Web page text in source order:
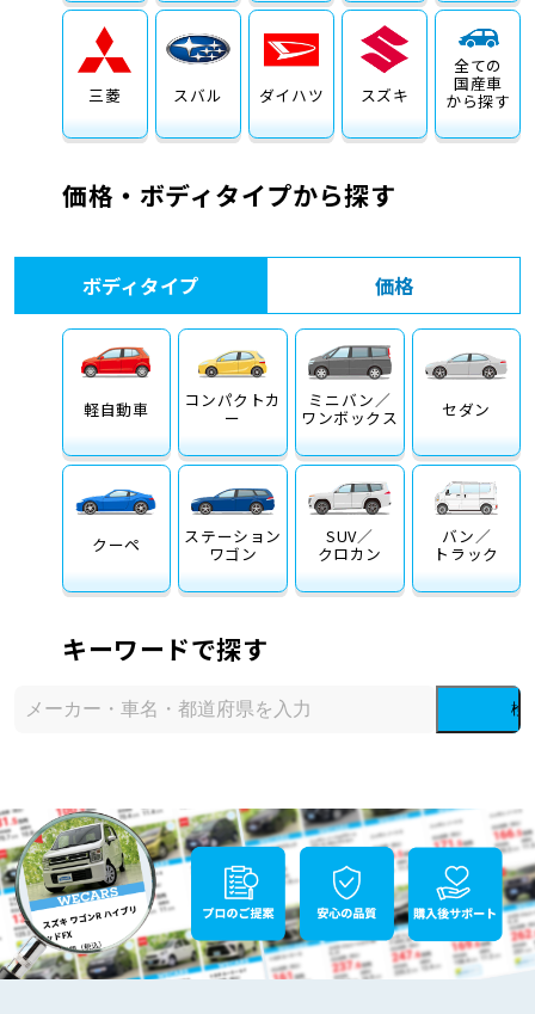
三菱 スバル ダイハツ スズキ
全ての
国産車
から探す
価格・ボディタイプから探す
ボディタイプ
軽自動車 コンパクトカ
ー
ミニバン／
ワンボックス セダン
クーペ ステーション
ワゴン
SUV／
クロカン
バン／
トラック
価格
キーワードで探す
検